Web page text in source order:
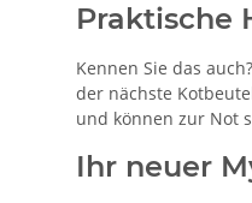
Praktische
Kennen Sie das
der nächste
und können zur Not
Ihr neuer